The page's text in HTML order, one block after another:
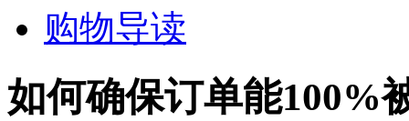
购物导读
如何确保订单能100%